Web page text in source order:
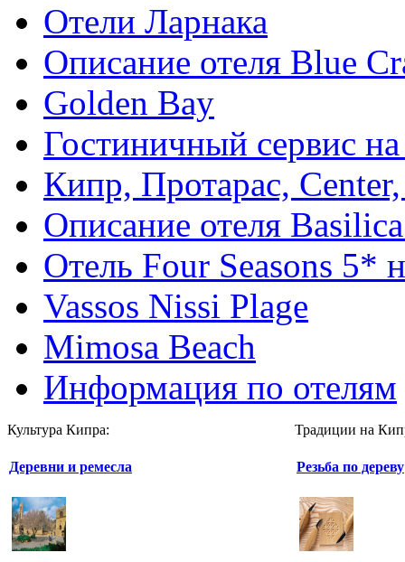
Отели Ларнака
Описание отеля Blue
Golden Bay
Гостиничный сервис
Кипр, Протарас,
Описание отеля
Отель Four Seasons 5*
Vassos Nissi Plage
Mimosa Beach
Информация по отелям
Культура Кипра:
Деревни и ремесла
Традиции на
Резьба по дереву